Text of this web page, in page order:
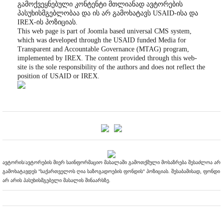
გამოქვეყნებული კონტენტი მთლიანად ავტორების
პასუხისმგებლობაა და ის არ გამოხატავს USAID-ისა და
IREX-ის პოზიციას.
This web page is part of Joomla based universal CMS system,
which was developed through the USAID funded Media for
Transparent and Accountable Governance (MTAG) program,
implemented by IREX. The content provided through this web-
site is the sole responsibility of the authors and does not reflect the
position of USAID or IREX.
ავტორის/ავტორების მიერ საინფორმაციო მასალაში გამოთქმული მოსაზრება შესაძლოა არ
გამოხატავდეს "საქართველოს ღია საზოგადოების ფონდის" პოზიციას. შესაბამისად, ფონდი
არ არის პასუხისმგებელი მასალის შინაარსზე.